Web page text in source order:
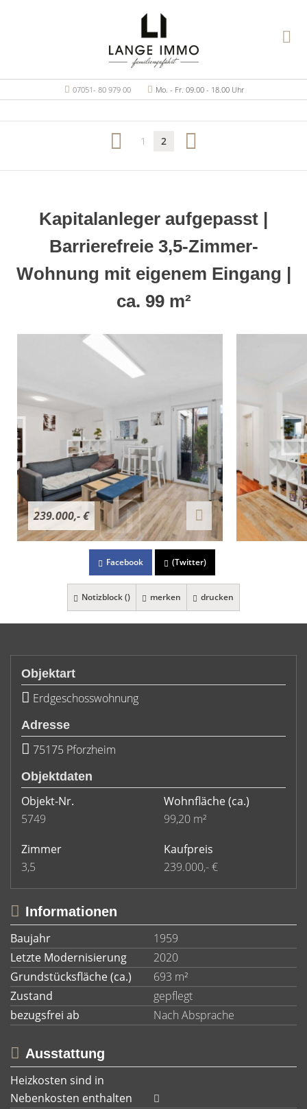
07051- 80 979 00 Mo. - Fr. 09.00 - 18.00 Uhr
1 2
Kapitalanleger aufgepasst |
Barrierefreie 3,5-Zimmer-
Wohnung mit eigenem Eingang |
ca. 99 m²
239.000,- €
Facebook (Twitter)
Notizblock () merken drucken
Objektart
Erdgeschosswohnung
Adresse
75175 Pforzheim
Objektdaten
Objekt-Nr.
5749
Wohnfläche(ca.)
99,20 m²
Zimmer
3,5
Kaufpreis
239.000,- €
Informationen
Baujahr
1959
Letzte Modernisierung
2020
Grundstücksfläche (ca.)
693 m²
Zustand
gepflegt
bezugsfrei ab
Nach Absprache
Ausstattung
Heizkosten sind in
Nebenkosten enthalten